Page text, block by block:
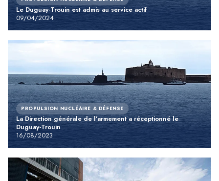
Le Duguay-Trouin est admis au service actif
09/04/2024
PROPULSION NUCLÉAIRE & DÉFENSE
La Direction générale de l’armement a réceptionné le
Duguay-Trouin
16/08/2023